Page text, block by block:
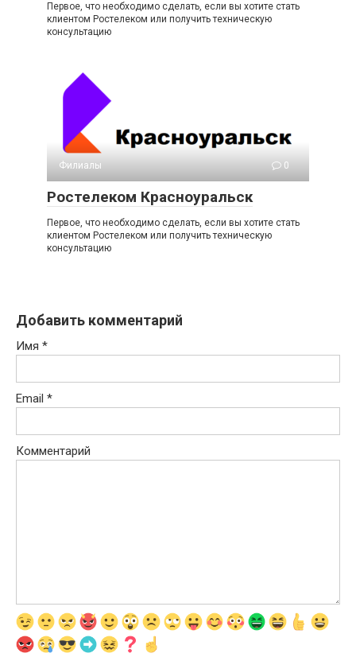
Первое, что необходимо сделать, если вы хотите стать
клиентом Ростелеком или получить техническую
консультацию
Филиалы 0
Ростелеком Красноуральск
Первое, что необходимо сделать, если вы хотите стать
клиентом Ростелеком или получить техническую
консультацию
Добавить комментарий
Имя *
Email *
Комментарий